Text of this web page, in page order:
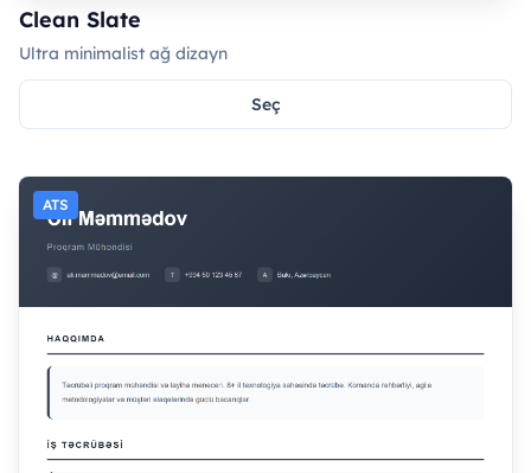
Clean Slate
Ultra minimalist ağ dizayn
Seç
ATS